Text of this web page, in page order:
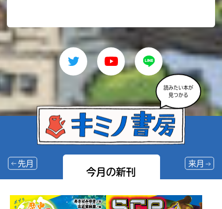
読みたい本が
見つかる
今月の新刊
先月 来月